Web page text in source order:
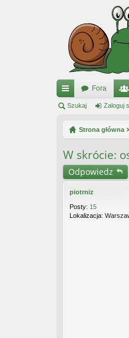
ię
…
Fora
Szukaj Zaloguj
Strona główna
W skrócie:
Odpowiedz
piotrniz
Posty: 15
Lokalizacja: